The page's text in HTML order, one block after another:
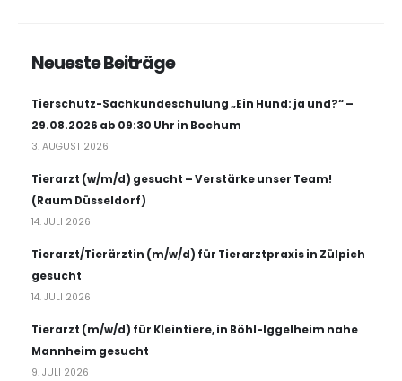
Neueste Beiträge
Tierschutz-Sachkundeschulung „Ein Hund: ja und?“ –
29.08.2026 ab 09:30 Uhr in Bochum
3. AUGUST 2026
Tierarzt (w/m/d) gesucht – Verstärke unser Team!
(Raum Düsseldorf)
14. JULI 2026
Tierarzt/Tierärztin (m/w/d) für Tierarztpraxis in Zülpich
gesucht
14. JULI 2026
Tierarzt (m/w/d) für Kleintiere, in Böhl-Iggelheim nahe
Mannheim gesucht
9. JULI 2026